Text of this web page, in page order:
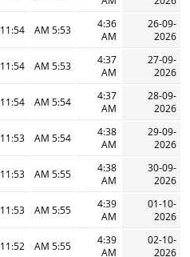
26-09-
2026
4:36
AM
5:53 AM
11:54 AM
27-09-
2026
4:37
AM
5:53 AM
11:54 AM
28-09-
2026
4:37
AM
5:54 AM
11:54 AM
29-09-
2026
4:38
AM
5:54 AM
11:53 AM
30-09-
2026
4:38
AM
5:55 AM
11:53 AM
01-10-
2026
4:39
AM
5:55 AM
11:53 AM
02-10-
2026
4:39
AM
5:55 AM
11:52 AM